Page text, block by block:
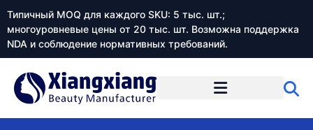
Типичный MOQ для каждого SKU: 5 тыс. шт.;
многоуровневые цены от 20 тыс. шт. Возможна поддержка
NDA и соблюдение нормативных требований.